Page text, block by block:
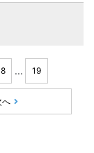
8 ... 19
へ